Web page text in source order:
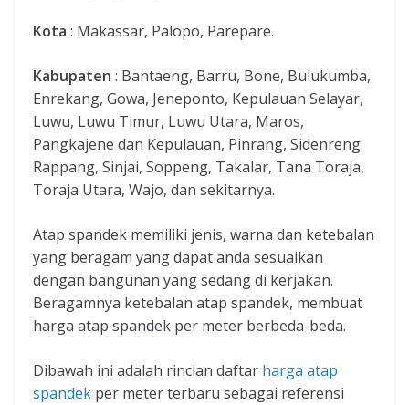
Kota : Makassar, Palopo, Parepare.
Kabupaten : Bantaeng, Barru, Bone, Bulukumba,
Enrekang, Gowa, Jeneponto, Kepulauan Selayar,
Luwu, Luwu Timur, Luwu Utara, Maros,
Pangkajene dan Kepulauan, Pinrang, Sidenreng
Rappang, Sinjai, Soppeng, Takalar, Tana Toraja,
Toraja Utara, Wajo, dan sekitarnya.
Atap spandek memiliki jenis, warna dan ketebalan
yang beragam yang dapat anda sesuaikan
dengan bangunan yang sedang di kerjakan.
Beragamnya ketebalan atap spandek, membuat
harga atap spandek per meter berbeda-beda.
Dibawah ini adalah rincian daftar harga atap
spandek per meter terbaru sebagai referensi